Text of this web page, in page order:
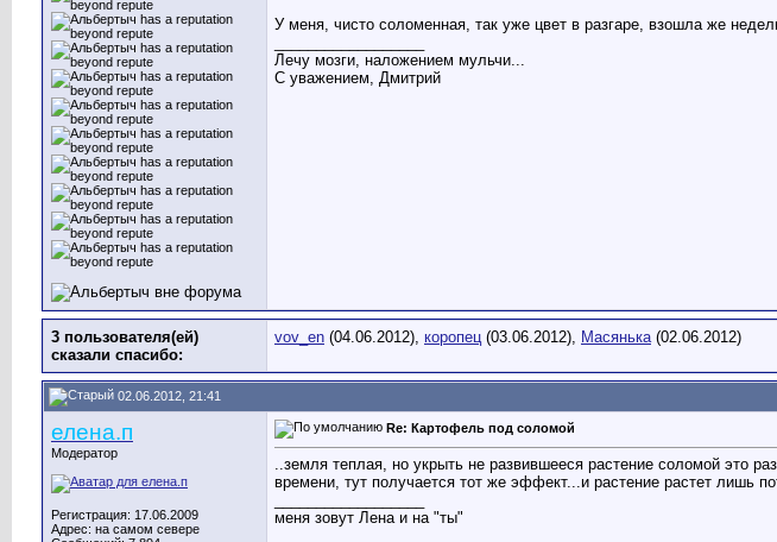
У меня, чисто соломенная, так уже цвет в разгаре, взошла же
Лечу мозги, наложением мульчи...
С уважением, Дмитрий
3 пользователя(ей)
сказали cпасибо:
vov_en (04.06.2012), коропец(03.06.2012), Масянька(02.06.2012)
02.06.2012, 21:41
елена.п
Модератор
Регистрация: 17.06.2009
Адрес: на самом севере
Re: Картофель под соломой
..земля теплая, но укрыть не развившееся растение соломой это
времени, тут получается тот же эффект...и растение растет лишь
меня зовут Лена и на "ты"